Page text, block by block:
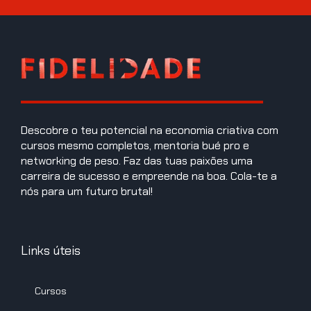
Descobre o teu potencial na economia criativa com
cursos mesmo completos, mentoria bué pro e
networking de peso. Faz das tuas paixões uma
carreira de sucesso e empreende na boa. Cola-te a
nós para um futuro brutal!
Links úteis
Cursos